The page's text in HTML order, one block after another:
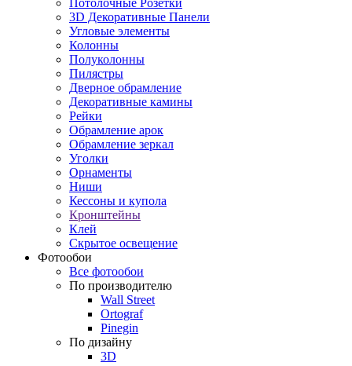
Потолочные Розетки
3D Декоративные Панели
Угловые элементы
Колонны
Полуколонны
Пилястры
Дверное обрамление
Декоративные камины
Рейки
Обрамление арок
Обрамление зеркал
Уголки
Орнаменты
Ниши
Кессоны и купола
Кронштейны
Клей
Скрытое освещение
Фотообои
Все фотообои
По производителю
Wall Street
Ortograf
Pinegin
По дизайну
3D